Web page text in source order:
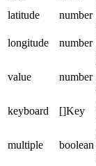
latitude
number
longitude
number
value number
keyboard []Key
multiple boolean